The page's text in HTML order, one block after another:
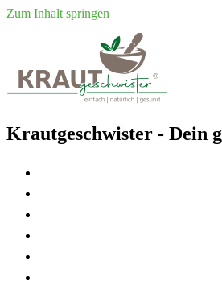
Zum Inhalt springen
Krautgeschwister - Dein